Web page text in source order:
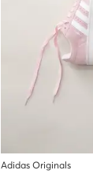
Adidas Originals